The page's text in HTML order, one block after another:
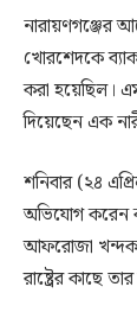
নারায়ণগঞ্জের
খোরশেদকে
করা হয়েছিল।
দিয়েছেন এক
শনিবার (২৪
অভিযোগ করেন
আফরোজা
রাষ্ট্রের কাছে